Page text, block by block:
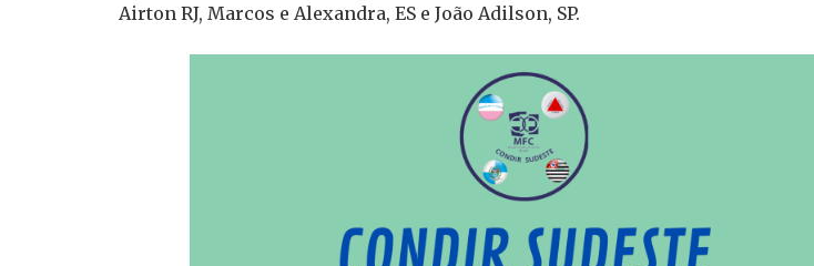
Airton RJ, Marcos e Alexandra, ES e João Adilson, SP.